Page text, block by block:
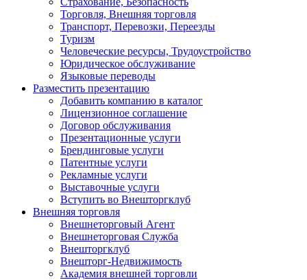
Торговля, Внешняя торговля
Транспорт, Перевозки, Переезды
Туризм
Человеческие ресурсы, Трудоустройство
Юридическое обслуживание
Языковые переводы
Разместить презентацию
Добавить компанию в каталог
Лицензионное соглашение
Договор обслуживания
Презентационные услуги
Брендинговые услуги
Патентные услуги
Рекламные услуги
Выставочные услуги
Вступить во Внешторгклуб
Внешняя торговля
Внешнеторговый Агент
Внешнеторговая Служба
Внешторгклуб
Внешторг-Недвижимость
Академия внешней торговли